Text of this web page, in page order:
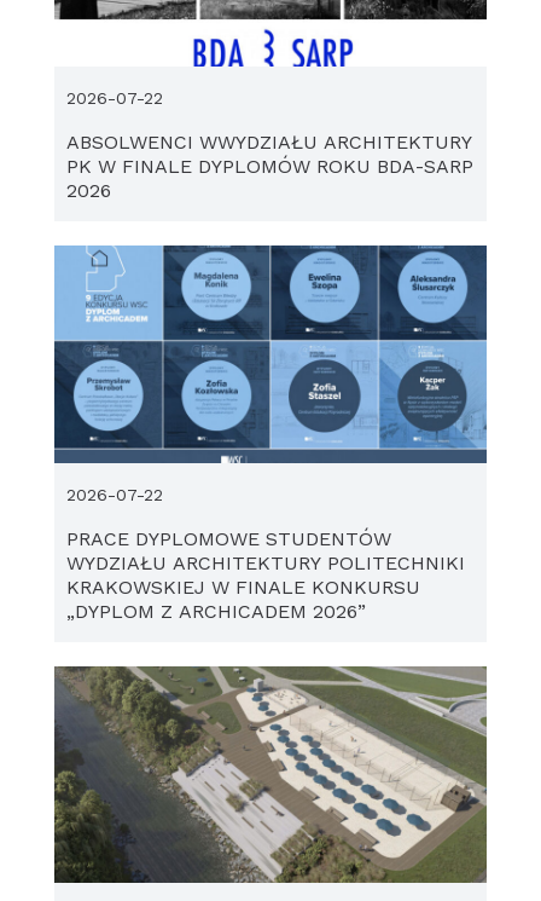
ABSOLWENCI WWYDZIAŁU ARCHITEKTURY
PK W FINALE DYPLOMÓW ROKU BDA-SARP
2026
2026-07-22
PRACE DYPLOMOWE STUDENTÓW
WYDZIAŁU ARCHITEKTURY POLITECHNIKI
KRAKOWSKIEJ W FINALE KONKURSU
„DYPLOM Z ARCHICADEM 2026”
2026-07-22